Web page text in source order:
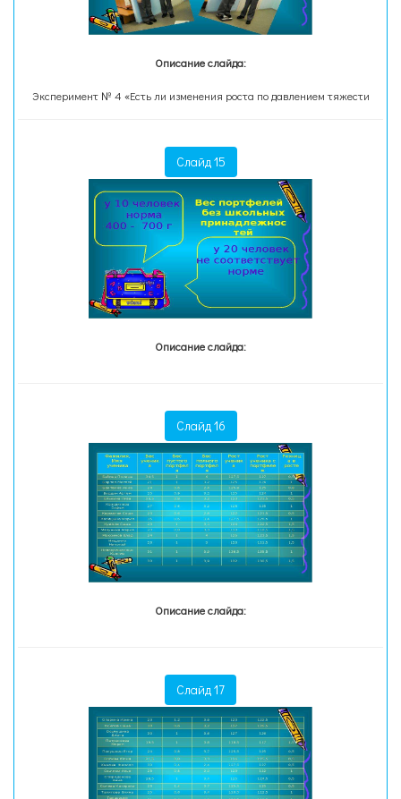
Описание слайда:
Эксперимент № 4 «Есть ли изменения роста по давлением тяжести
Слайд 15
Описание слайда:
Слайд 16
Описание слайда:
Слайд 17